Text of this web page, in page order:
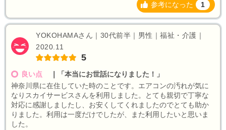
参考になった 1
YOKOHAMAさん｜30代前半｜男性｜福祉・介護｜
2020.11
5
良い点
「本当にお世話になりました！」
神奈川県に在住していた時のことです。エアコンの汚れが気に
なりスカイサービスさんを利用しました。とても親切で丁寧な
対応に感謝しましたし、お安くしてくれましたのでとても助か
りました。利用は一度だけでしたが、また利用したいと思いま
した。